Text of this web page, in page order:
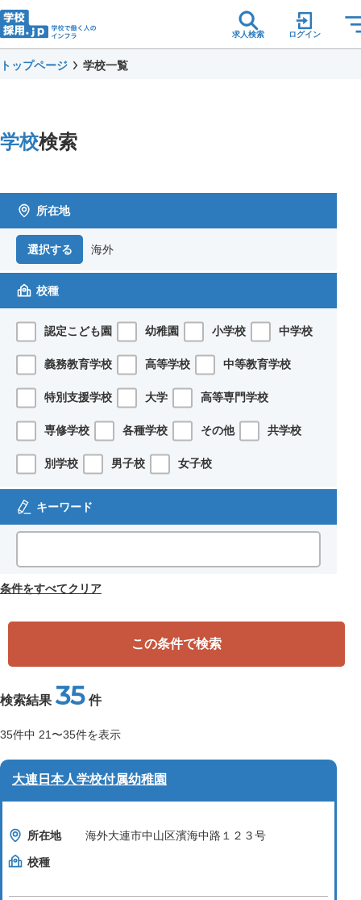
求人検索 ログイン
トップページ 学校一覧
学校検索
所在地
選択する 海外
校種
認定こども園 幼稚園 小学校 中学校
義務教育学校 高等学校 中等教育学校
特別支援学校 大学 高等専門学校
専修学校 各種学校 その他 共学校
別学校 男子校 女子校
キーワード
条件をすべてクリア
この条件で検索
検索結果 35 件
35件中 21〜35件を表示
大連日本人学校付属幼稚園
所在地
海外大連市中山区濱海中路１２３号
校種